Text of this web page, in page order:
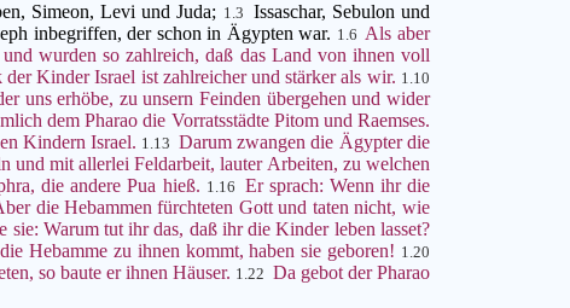
Simeon, Levi und Juda; 1.3 Issaschar, Sebulon und
inbegriffen, der schon in Ägypten war. 1.6 Als aber
wurden so zahlreich, daß das Land von ihnen voll
Kinder Israel ist zahlreicher und stärker als wir. 1.10
uns erhöbe, zu unsern Feinden übergehen und wider
dem Pharao die Vorratsstädte Pitom und Raemses.
Kindern Israel. 1.13 Darum zwangen die Ägypter die
und mit allerlei Feldarbeit, lauter Arbeiten, zu welchen
die andere Pua hieß. 1.16 Er sprach: Wenn ihr die
die Hebammen fürchteten Gott und taten nicht, wie
Warum tut ihr das, daß ihr die Kinder leben lasset?
Hebamme zu ihnen kommt, haben sie geboren! 1.20
so baute er ihnen Häuser. 1.22 Da gebot der Pharao